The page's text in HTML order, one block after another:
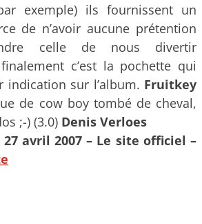
exemple) ils fournissent un
de n’avoir aucune prétention
celle de nous divertir
c’est la pochette qui
indication sur l’album. Fruitkey
de cow boy tombé de cheval,
;-) (3.0) Denis Verloes
27 avril 2007 – Le site officiel –